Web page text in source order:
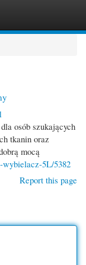
osób szukających
tkanin oraz
mocą
wybielacz-5L/5382
Report this page